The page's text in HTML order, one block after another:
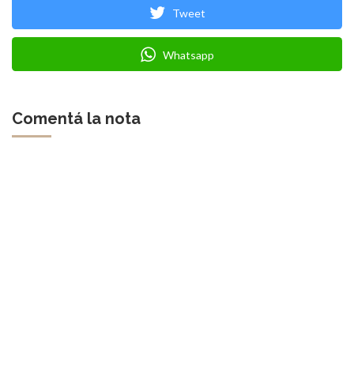
Tweet
Whatsapp
Comentá la nota